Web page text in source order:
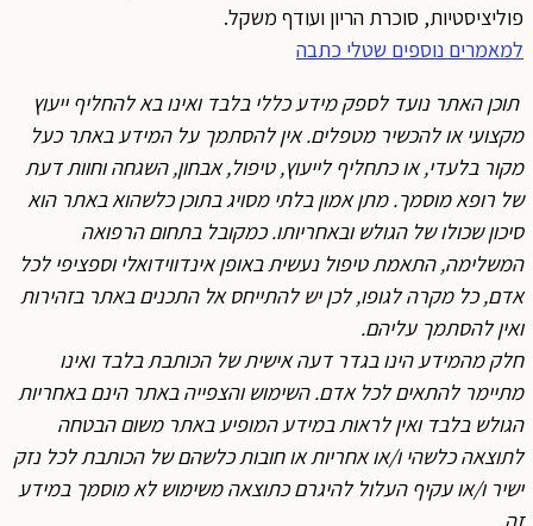
פוליציסטיות, סוכרת הריון ועודף משקל.
למאמרים נוספים שטלי כתבה
תוכן האתר נועד לספק מידע כללי בלבד ואינו בא להחליף ייעוץ
מקצועי או להכשיר מטפלים. אין להסתמך על המידע באתר כעל
מקור בלעדי, או כתחליף לייעוץ, טיפול, אבחון, השגחה וחוות דעת
של רופא מוסמך. מתן אמון בלתי מסויג בתוכן כלשהוא באתר הוא
סיכון שכולו של הגולש ובאחריותו. כמקובל בתחום הרפואה
המשלימה, התאמת טיפול נעשית באופן אינדווידואלי וספציפי לכל
אדם, כל מקרה לגופו, לכן יש להתייחס אל התכנים באתר בזהירות
ואין להסתמך עליהם.
חלק מהמידע הינו בגדר דעה אישית של הכותבת בלבד ואינו
מתיימר להתאים לכל אדם. השימוש והצפייה באתר הינם באחריות
הגולש בלבד ואין לראות במידע המופיע באתר משום הבטחה
לתוצאה כלשהי ו/או אחריות או חובות כלשהם של הכותבת לכל נזק
ישיר ו/או עקיף העלול להיגרם כתוצאה משימוש לא מוסמך במידע
זה.